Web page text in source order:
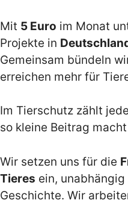
Mit 5 Euro im Monat
Projekte in
Gemeinsam bündeln
erreichen mehr für
Im Tierschutz zählt
so kleine Beitrag
Wir setzen uns für die
Tieres ein,
Geschichte. Wir